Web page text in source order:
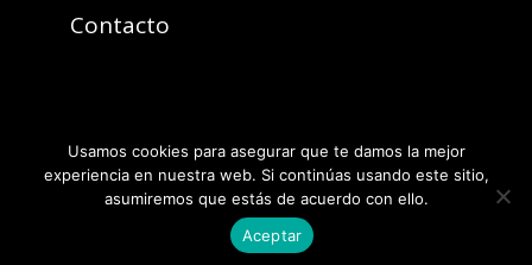
Contacto
Reservados todos los derechos de propiedad
Usamos cookies para asegurar que te damos la mejor
experiencia en nuestra web. Si continúas usando este sitio,
asumiremos que estás de acuerdo con ello.
Aceptar